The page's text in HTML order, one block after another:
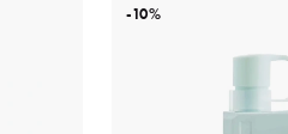
-10%